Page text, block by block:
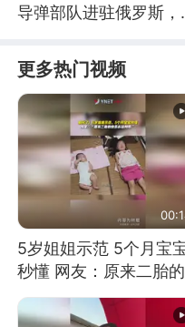
导弹部队进驻俄罗斯，
更多热门视频
5岁姐姐示范 5个月宝
秒懂 网友：原来二胎的
快乐长这样